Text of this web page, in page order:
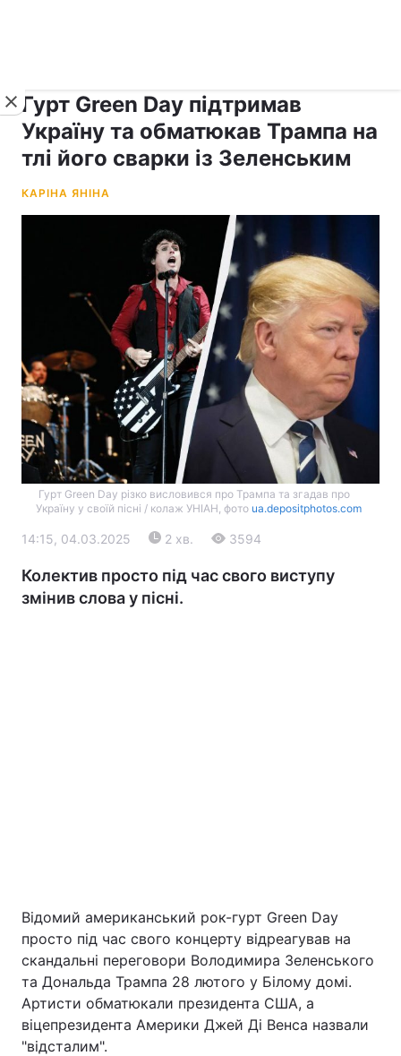
Головна Війна
Одеса
Спорт Наука
Техно і зв'язок Лайт
Гурт Green Day підтримав
Україну та обматюкав Трампа на
тлі його сварки із Зеленським
КАРІНА ЯНІНА
Гурт Green Day різко висловився про Трампа та згадав про
Україну у своїй пісні / колаж УНІАН, фото ua.depositphotos.com
14:15, 04.03.2025 2 хв. 3594
Колектив просто під час свого виступу
змінив слова у пісні.
Відомий американський рок-гурт Green Day
просто під час свого концерту відреагував на
скандальні переговори Володимира Зеленського
та Дональда Трампа 28 лютого у Білому домі.
Артисти обматюкали президента США, а
віцепрезидента Америки Джей Ді Венса назвали
"відсталим".